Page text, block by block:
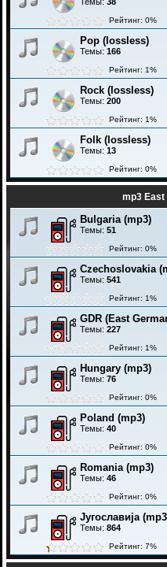
Рейтинг: 0%
Pop (lossless)
Темы: 166
Рейтинг: 1%
Rock (lossless)
Темы: 200
Рейтинг: 1%
Folk (lossless)
Темы: 13
Рейтинг: 0%
mp3
Bulgaria (mp3)
Темы: 51
Рейтинг: 0%
Czechoslovakia
Темы: 541
Рейтинг: 1%
GDR (East
Темы: 227
Рейтинг: 1%
Hungary (mp3)
Темы: 76
Рейтинг: 0%
Poland (mp3)
Темы: 40
Рейтинг: 0%
Romania (mp3)
Темы: 46
Рейтинг: 0%
Југославија
Темы: 864
Рейтинг: 7%